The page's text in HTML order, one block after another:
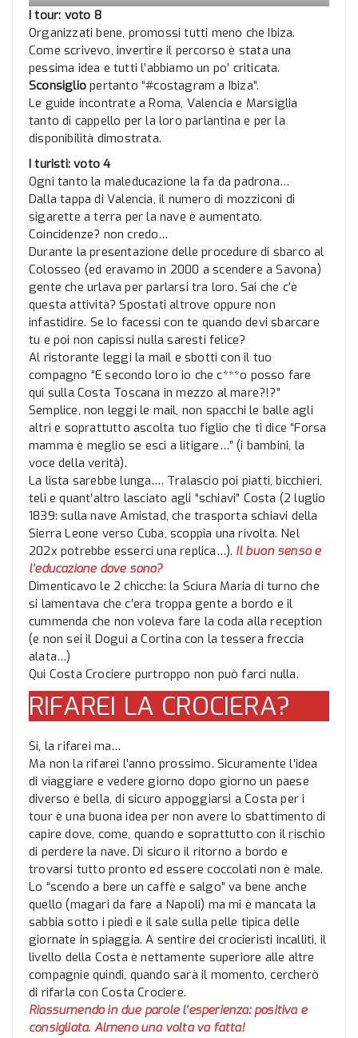
I tour: voto 8
Organizzati bene, promossi tutti meno che Ibiza.
Come scrivevo, invertire il percorso è stata una
pessima idea e tutti l’abbiamo un po’ criticata.
Sconsiglio pertanto “#costagram a Ibiza”.
Le guide incontrate a Roma, Valencia e Marsiglia
tanto di cappello per la loro parlantina e per la
disponibilità dimostrata.
I turisti: voto 4
Ogni tanto la maleducazione la fa da padrona…
Dalla tappa di Valencia, il numero di mozziconi di
sigarette a terra per la nave è aumentato.
Coincidenze? non credo…
Durante la presentazione delle procedure di sbarco al
Colosseo (ed eravamo in 2000 a scendere a Savona)
gente che urlava per parlarsi tra loro. Sai che c’è
questa attività? Spostati altrove oppure non
infastidire. Se lo facessi con te quando devi sbarcare
tu e poi non capissi nulla saresti felice?
Al ristorante leggi la mail e sbotti con il tuo
compagno “E secondo loro io che c***o posso fare
qui sulla Costa Toscana in mezzo al mare?!?”
Semplice, non leggi le mail, non spacchi le balle agli
altri e soprattutto ascolta tuo figlio che ti dice “Forsa
mamma è meglio se esci a litigare…” (i bambini, la
voce della verità).
La lista sarebbe lunga…. Tralascio poi piatti, bicchieri,
teli e quant’altro lasciato agli “schiavi” Costa (2 luglio
1839: sulla nave Amistad, che trasporta schiavi della
Sierra Leone verso Cuba, scoppia una rivolta. Nel
202x potrebbe esserci una replica…). Il buon senso e
l’educazione dove sono?
Dimenticavo le 2 chicche: la Sciura Maria di turno che
si lamentava che c’era troppa gente a bordo e il
cummenda che non voleva fare la coda alla reception
(e non sei il Dogui a Cortina con la tessera freccia
alata…)
Qui Costa Crociere purtroppo non può farci nulla.
RIFAREI LA CROCIERA?
Si, la rifarei ma…
Ma non la rifarei l’anno prossimo. Sicuramente l’idea
di viaggiare e vedere giorno dopo giorno un paese
diverso è bella, di sicuro appoggiarsi a Costa per i
tour è una buona idea per non avere lo sbattimento di
capire dove, come, quando e soprattutto con il rischio
di perdere la nave. Di sicuro il ritorno a bordo e
trovarsi tutto pronto ed essere coccolati non è male.
Lo “scendo a bere un caffè e salgo” va bene anche
quello (magari da fare a Napoli) ma mi è mancata la
sabbia sotto i piedi e il sale sulla pelle tipica delle
giornate in spiaggia. A sentire dei crocieristi incalliti, il
livello della Costa è nettamente superiore alle altre
compagnie quindi, quando sarà il momento, cercherò
di rifarla con Costa Crociere.
Riassumendo in due parole l’esperienza: positiva e
consigliata. Almeno una volta va fatta!